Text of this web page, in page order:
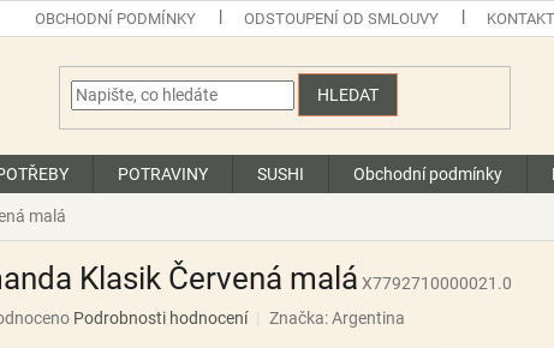
OBCHODNÍ PODMÍNKY ODSTOUPENÍ OD SMLOUVY
HLEDAT
POTRAVINY SUSHI Obchodní podmínky
malá
Klasik Červená malá X7792710000021.0
Podrobnosti hodnocení Značka:Argentina